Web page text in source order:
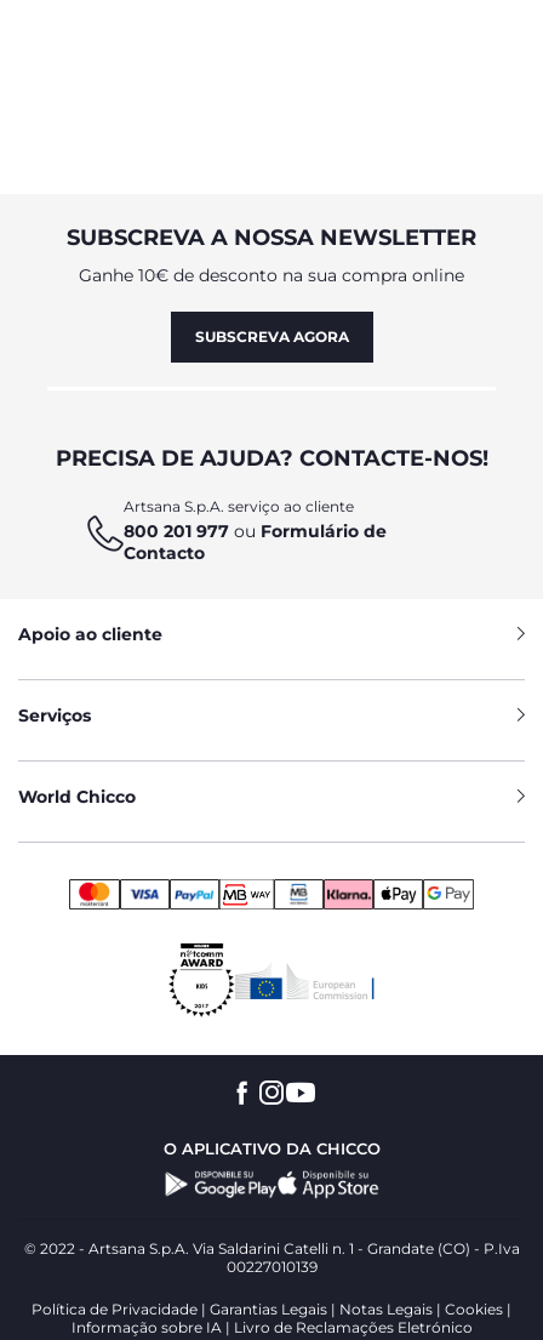
SUBSCREVA A NOSSA NEWSLETTER
Ganhe 10€ de desconto na sua compra online
SUBSCREVA AGORA
PRECISA DE AJUDA? CONTACTE-NOS!
Artsana S.p.A. serviço ao cliente
800 201 977 ou Formulário de
Contacto
Apoio ao cliente
Serviços
World Chicco
O APLICATIVO DA CHICCO
© 2022 - Artsana S.p.A. Via Saldarini Catelli n. 1 - Grandate (CO) - P.Iva
00227010139
Política de Privacidade Garantias Legais Notas Legais
Cookies
Informação sobre IA
Livro de Reclamações Eletrónico